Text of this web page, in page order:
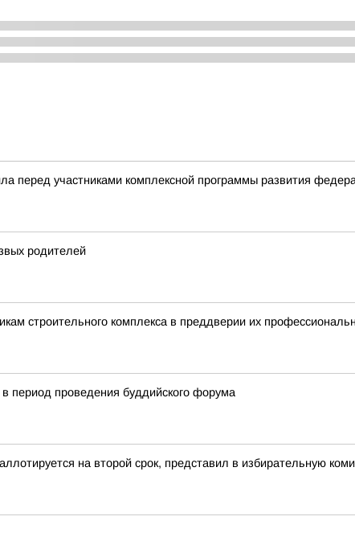
перед участниками комплексной программы развития
родителей
строительного комплекса в преддверии их
период проведения буддийского форума
на второй срок, представил в избирательную